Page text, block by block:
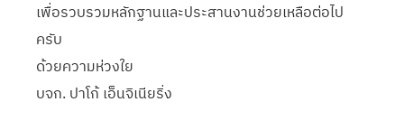
เพื่อรวบรวมหลักฐานและประสานงานช่วยเหลือต่อไป
ครับ
ด้วยความห่วงใย
บจก. ปาโก้ เอ็นจิเนียริ่ง